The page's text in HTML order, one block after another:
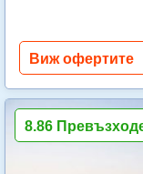
Виж офертите
8.86